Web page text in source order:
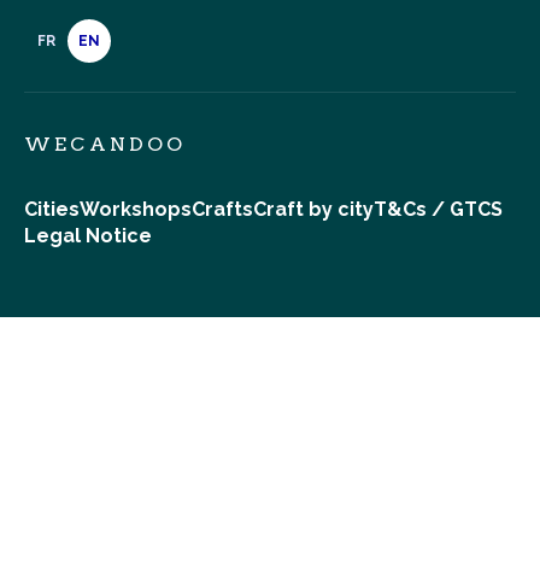
FR EN
WECANDOO
CitiesWorkshopsCraftsCraft by cityT&Cs / GTCS
Legal Notice